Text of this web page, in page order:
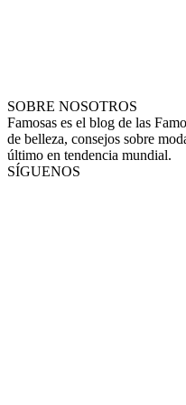
SOBRE NOSOTROS
Famosas es el blog de las
de belleza, consejos sobre
último en tendencia mundial.
SÍGUENOS